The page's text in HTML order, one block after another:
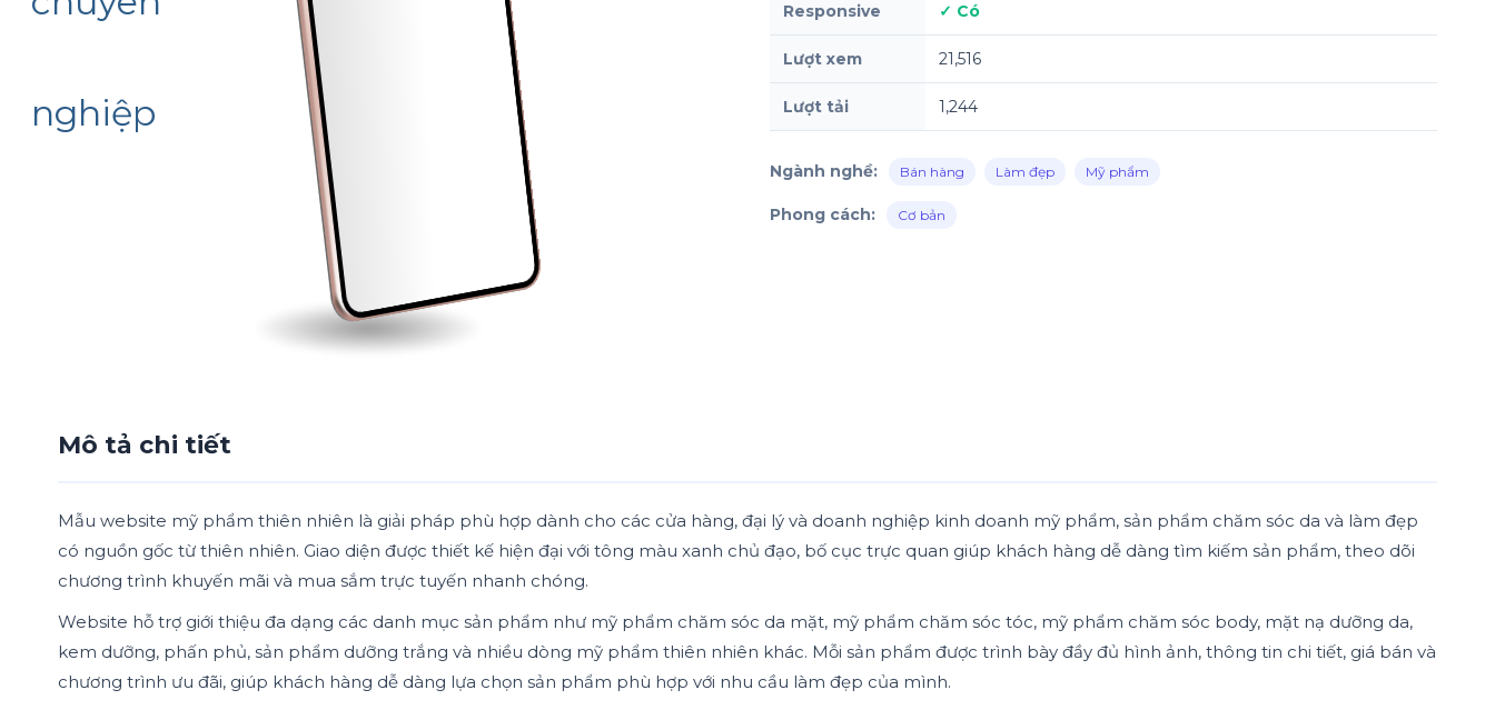
Responsive ✓ Có
Lượt xem 21,516
Lượt tải 1,244
Ngành nghề: Bán hàng Làm đẹp Mỹ phẩm
Phong cách: Cơ bản
Mô tả chi tiết
Mẫu website mỹ phẩm thiên nhiên là giải pháp phù hợp dành cho các cửa hàng, đại lý và doanh nghiệp kinh doanh mỹ phẩm, sản phẩm chăm sóc da và làm đẹp
có nguồn gốc từ thiên nhiên. Giao diện được thiết kế hiện đại với tông màu xanh chủ đạo, bố cục trực quan giúp khách hàng dễ dàng tìm kiếm sản phẩm, theo dõi
chương trình khuyến mãi và mua sắm trực tuyến nhanh chóng.
Website hỗ trợ giới thiệu đa dạng các danh mục sản phẩm như mỹ phẩm chăm sóc da mặt, mỹ phẩm chăm sóc tóc, mỹ phẩm chăm sóc body, mặt nạ dưỡng da,
kem dưỡng, phấn phủ, sản phẩm dưỡng trắng và nhiều dòng mỹ phẩm thiên nhiên khác. Mỗi sản phẩm được trình bày đầy đủ hình ảnh, thông tin chi tiết, giá bán và
chương trình ưu đãi, giúp khách hàng dễ dàng lựa chọn sản phẩm phù hợp với nhu cầu làm đẹp của mình.